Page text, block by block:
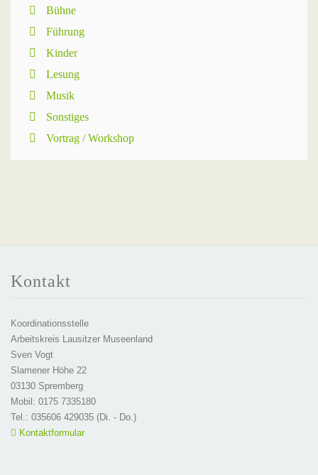
Bühne
Führung
Kinder
Lesung
Musik
Sonstiges
Vortrag / Workshop
Kontakt
Koordinationsstelle
Arbeitskreis Lausitzer Museenland
Sven Vogt
Slamener Höhe 22
03130 Spremberg
Mobil: 0175 7335180
Tel.: 035606 429035 (Di. - Do.)
Kontaktformular